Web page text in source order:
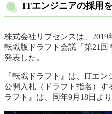
ITエンジニアの採用
株式会社リブセンスは、
転職版ドラフト会議『第21
発表した。
『転職ドラフト』は、ITエ
公開入札（ドラフト指名）す
ラフト』は、同年9月18日よ